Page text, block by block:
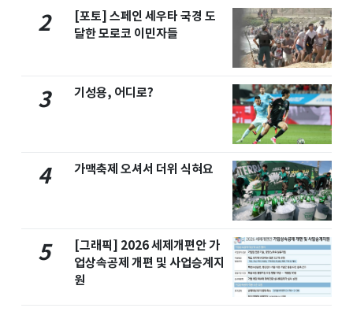
2
[포토] 스페인 세우타 국경 도
달한 모로코 이민자들
3 기성용, 어디로?
4 가맥축제 오셔서 더위 식혀요
5
[그래픽] 2026 세제개편안 가
업상속공제 개편 및 사업승계지
원